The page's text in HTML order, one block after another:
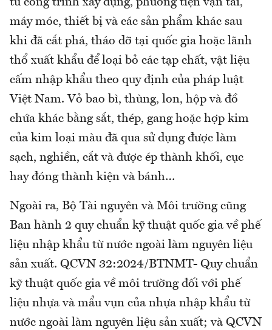
từ công trình xây dựng, phương tiện vận tải,
máy móc, thiết bị và các sản phẩm khác sau
khi đã cắt phá, tháo dỡ tại quốc gia hoặc lãnh
thổ xuất khẩu để loại bỏ các tạp chất, vật liệu
cấm nhập khẩu theo quy định của pháp luật
Việt Nam. Vỏ bao bì, thùng, lon, hộp và đồ
chứa khác bằng sắt, thép, gang hoặc hợp kim
của kim loại màu đã qua sử dụng được làm
sạch, nghiền, cắt và được ép thành khối, cục
hay đóng thành kiện và bánh…
Ngoài ra, Bộ Tài nguyên và Môi trường cũng
Ban hành 2 quy chuẩn kỹ thuật quốc gia về phế
liệu nhập khẩu từ nước ngoài làm nguyên liệu
sản xuất. QCVN 32:2024/BTNMT- Quy chuẩn
kỹ thuật quốc gia về môi trường đối với phế
liệu nhựa và mẩu vụn của nhựa nhập khẩu từ
nước ngoài làm nguyên liệu sản xuất; và QCVN